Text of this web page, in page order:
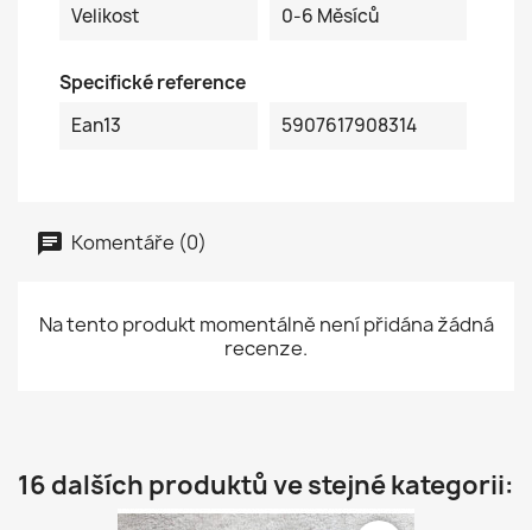
Velikost
0-6 Měsíců
Specifické reference
Ean13
5907617908314
Komentáře (0)
Na tento produkt momentálně není přidána žádná
recenze.
16 dalších produktů ve stejné kategorii: